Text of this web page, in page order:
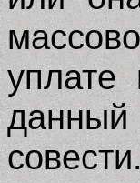
уплате